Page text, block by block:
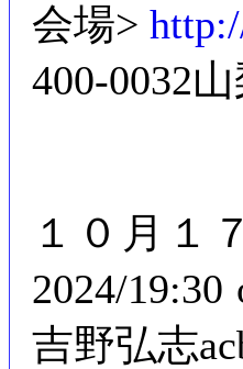
会場>
400-0032
１０月１
2024/
吉野弘志